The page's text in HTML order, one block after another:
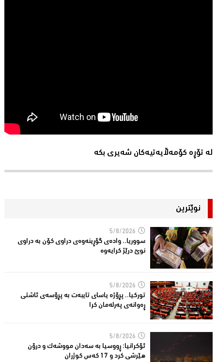
لە تۆڕە کۆمەڵایەتیەکان شەیری بکە
نوێترین
5/8/2026
سووریا.. واده‌ی گۆڕینه‌وه‌ی دراوی كۆن به‌ دراوی
نوێ درێژ كرایه‌وه‌
5/8/2026
توركیا.. پڕۆژه‌ یاسای تایبه‌ت به‌ پڕۆسه‌ی ئاشتی
ڕه‌وانه‌ی په‌رله‌مان كرا
5/8/2026
ئۆكرانیا: ڕووسیا به‌ سه‌دان مووشه‌ك و درۆن
هێرشی كرد و 17 كه‌س كوژران